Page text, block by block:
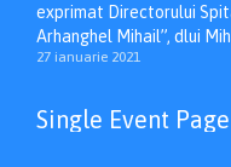
exprimat Directorului
Arhanghel Mihail”, dlui
27 ianuarie 2021
Single Event Page